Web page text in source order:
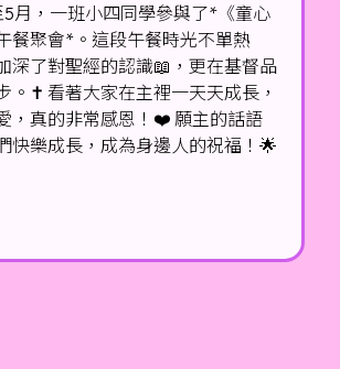
月，一班小四同學參與了*《童心
餐聚會*。這段午餐時光不單熱
深了對聖經的認識📖，更在基督品
。✝️ 看著大家在主裡一天天成長，
，真的非常感恩！❤️ 願主的話語
快樂成長，成為身邊人的祝福！🌟